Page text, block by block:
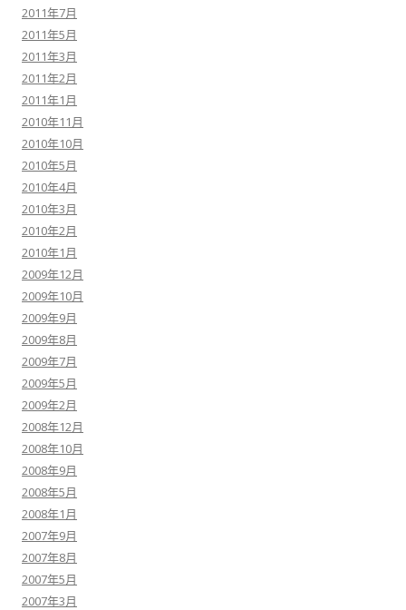
2011年7月
2011年5月
2011年3月
2011年2月
2011年1月
2010年11月
2010年10月
2010年5月
2010年4月
2010年3月
2010年2月
2010年1月
2009年12月
2009年10月
2009年9月
2009年8月
2009年7月
2009年5月
2009年2月
2008年12月
2008年10月
2008年9月
2008年5月
2008年1月
2007年9月
2007年8月
2007年5月
2007年3月